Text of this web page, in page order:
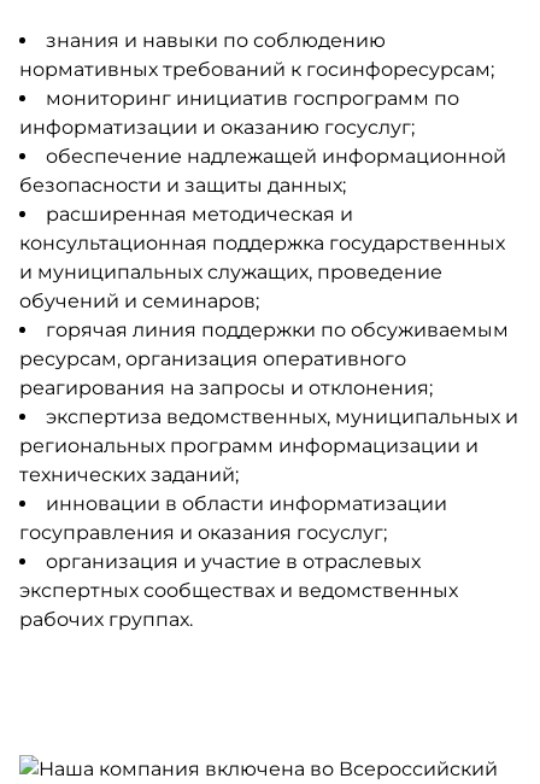
знания и навыки по соблюдению
нормативных требований к госинфоресурсам;
мониторинг инициатив госпрограмм по
информатизации и оказанию госуслуг;
обеспечение надлежащей информационной
безопасности и защиты данных;
расширенная методическая и
консультационная поддержка государственных
и муниципальных служащих, проведение
обучений и семинаров;
горячая линия поддержки по обсуживаемым
ресурсам, организация оперативного
реагирования на запросы и отклонения;
экспертиза ведомственных, муниципальных и
региональных программ информацизации и
технических заданий;
инновации в области информатизации
госуправления и оказания госуслуг;
организация и участие в отраслевых
экспертных сообществах и ведомственных
рабочих группах.